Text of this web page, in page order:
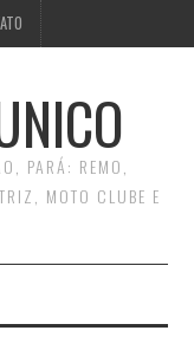
PARÁ: REMO,
MOTO CLUBE E